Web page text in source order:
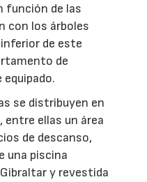
función de las
con los árboles
de este
de
se distribuyen en
ellas un área
de descanso,
una piscina
y revestida